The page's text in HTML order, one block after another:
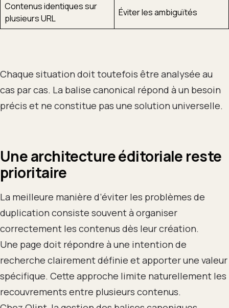
Contenus identiques sur
plusieurs URL
Éviter les ambiguïtés
Chaque situation doit toutefois être analysée au
cas par cas. La balise canonical répond à un besoin
précis et ne constitue pas une solution universelle.
Une architecture éditoriale reste
prioritaire
La meilleure manière d’éviter les problèmes de
duplication consiste souvent à organiser
correctement les contenus dès leur création.
Une page doit répondre à une intention de
recherche clairement définie et apporter une valeur
spécifique. Cette approche limite naturellement les
recouvrements entre plusieurs contenus.